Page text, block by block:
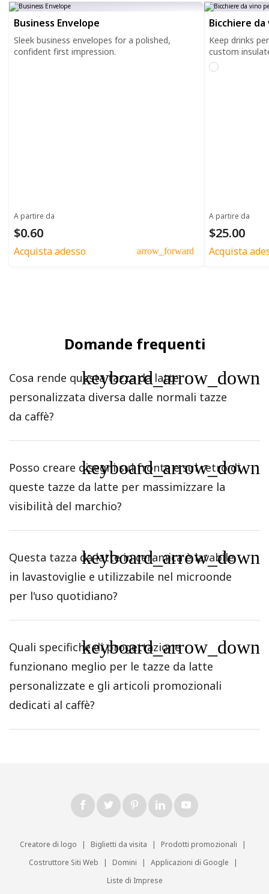
Business Envelope
Sleek business envelopes for a polished,
confident first impression.
A partire da
$0.60
Acquista adesso arrow_forward
Bicchiere
Keep drinks
custom
A partire da
$25.00
Acquista
Domande frequenti
Cosa rende questa tazza da latte
personalizzata diversa dalle normali tazze
da caffè?
keyboard_arrow_down
Posso creare disegni sul fronte e sul retro di
queste tazze da latte per massimizzare la
visibilità del marchio?
keyboard_arrow_down
Questa tazza da latte in ceramica è lavabile
in lavastoviglie e utilizzabile nel microonde
per l'uso quotidiano?
keyboard_arrow_down
Quali specifiche di progettazione
funzionano meglio per le tazze da latte
personalizzate e gli articoli promozionali
dedicati al caffè?
keyboard_arrow_down
Creatore di logo | Biglietti da visita | Prodotti promozionali
|
Costruttore Siti Web
| Domini | Applicazioni di Google
|
Liste di Imprese